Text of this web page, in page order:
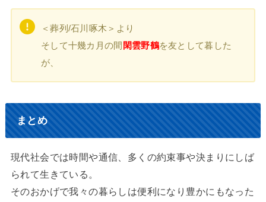
＜葬列/石川啄木＞より
そして十幾カ月の間 閑雲野鶴を友として暮した
が、
まとめ
現代社会では時間や通信、多くの約束事や決まりにしば
られて生きている。
そのおかげで我々の暮らしは便利になり豊かにもなった